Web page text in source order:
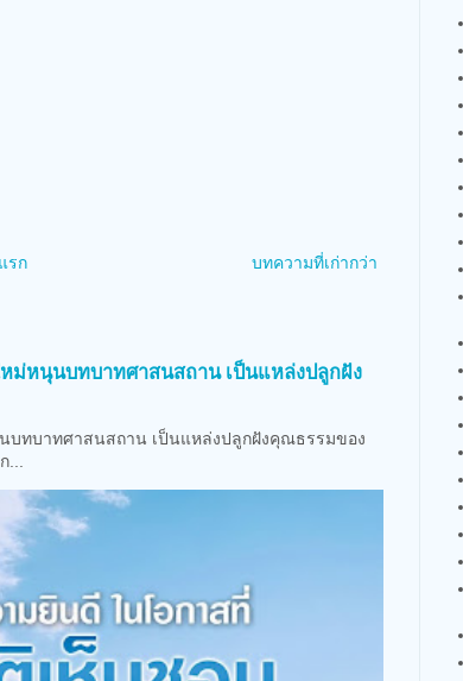
บทความที่เก่ากว่า
รก
ม่หนุนบทบาทศาสนสถาน เป็นแหล่งปลูกฝัง
บทบาทศาสนสถาน เป็นแหล่งปลูกฝังคุณธรรมของ